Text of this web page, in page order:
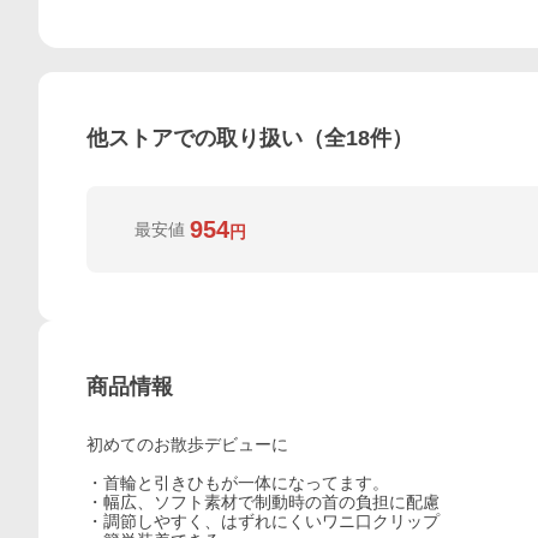
他ストアでの取り扱い（全18件）
最安値 954円
商品情報
初めてのお散歩デビューに
・首輪と引きひもが一体になってます。
・幅広、ソフト素材で制動時の首の負担に配慮
・調節しやすく、はずれにくいワニ口クリップ